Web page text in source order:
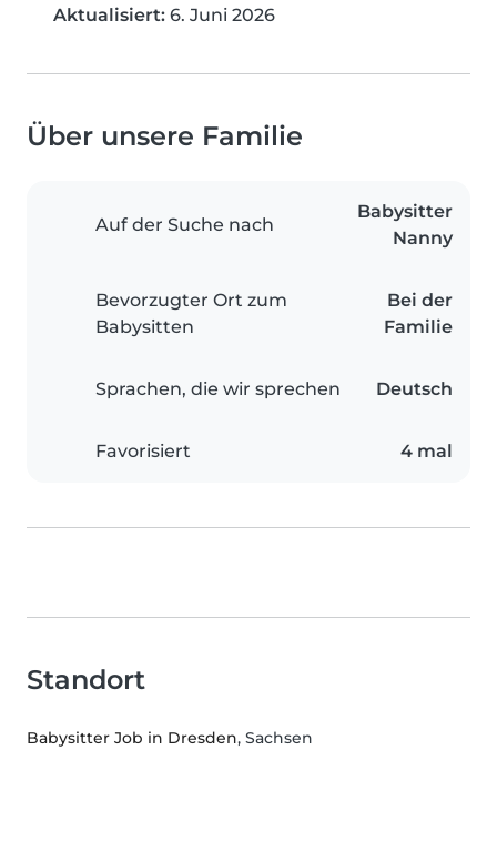
Aktualisiert: 6. Juni 2026
Über unsere Familie
Auf der Suche nach
Babysitter
Nanny
Bevorzugter Ort zum
Babysitten
Bei der
Familie
Sprachen, die wir sprechen Deutsch
Favorisiert 4 mal
Standort
Babysitter Job in Dresden, Sachsen